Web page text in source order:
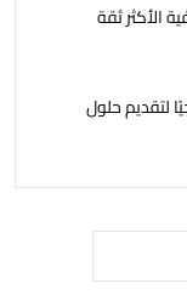
الأكثر ثقة
لتقديم حلول